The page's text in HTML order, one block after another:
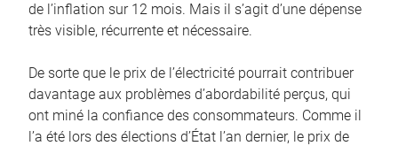
de l’inflation sur 12 mois. Mais il s’agit d’une dépense
très visible, récurrente et nécessaire.
De sorte que le prix de l’électricité pourrait contribuer
davantage aux problèmes d’abordabilité perçus, qui
ont miné la confiance des consommateurs. Comme il
l’a été lors des élections d’État l’an dernier, le prix de